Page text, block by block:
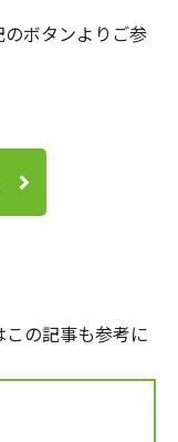
ボタンよりご参
の記事も参考に